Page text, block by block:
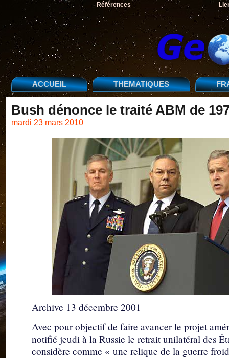
Références
ACCUEIL THEMATIQUES
Bush dénonce le traité ABM de
mardi 23 mars 2010
Archive 13 décembre 2001
Avec pour objectif de faire avancer le projet
notifié jeudi à la Russie le retrait unilatéral des
considère comme « une relique de la guerre